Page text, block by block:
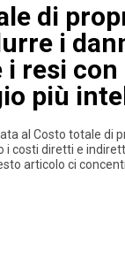
di
i
resi con
più
al Costo totale di
i costi diretti e
articolo ci